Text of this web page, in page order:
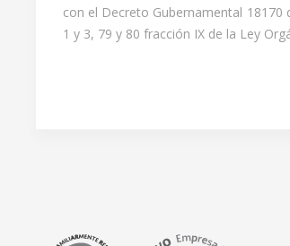
con el Decreto Gubernamental
1 y 3, 79 y 80 fracción IX de la Ley